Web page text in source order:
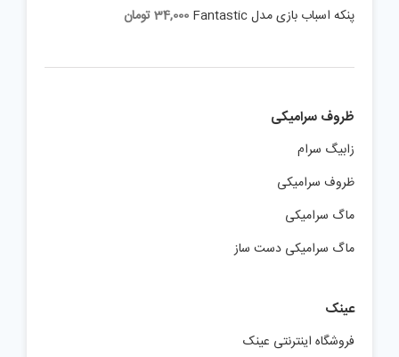
پنکه اسباب بازی مدل Fantastic 34,000تومان
ظروف سرامیکی
زابیگ سرام
ظروف سرامیکی
ماگ سرامیکی
ماگ سرامیکی دست ساز
عینک
فروشگاه اینترنتی عینک